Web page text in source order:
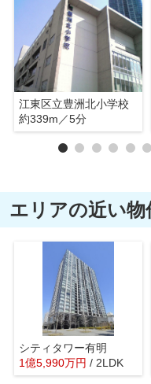
江東区立豊洲北小学校
約339m／5分
エリアの近い物
シティタワー有明
1億5,990万円 / 2LDK